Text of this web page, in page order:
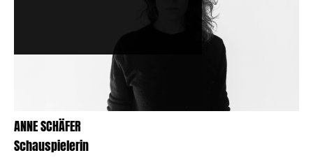
ANNE SCHÄFER
Schauspielerin